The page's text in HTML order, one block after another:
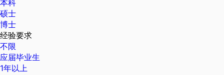
本科
硕士
博士
经验要求
不限
应届毕业生
1年以上